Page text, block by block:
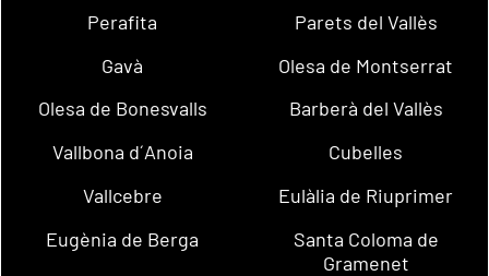
Perafita
Parets del Vallès
Gavà
Olesa de Montserrat
Olesa de Bonesvalls
Barberà del Vallès
Vallbona d´Anoia
Cubelles
Vallcebre
Eulàlia de Riuprimer
Eugènia de Berga
Santa Coloma de
Gramenet